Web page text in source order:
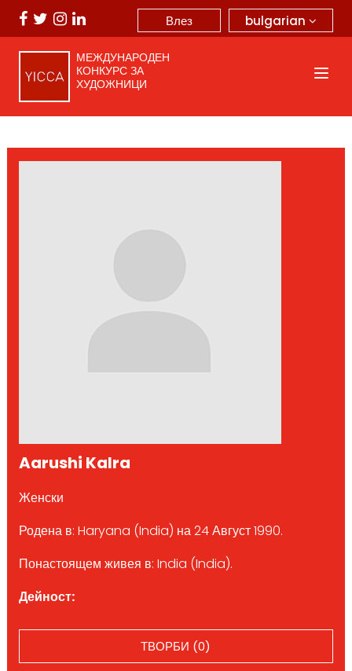
bulgarian
Влез
МЕЖДУНАРОДЕН
КОНКУРС ЗА
ХУДОЖНИЦИ
Aarushi Kalra
Женски
Родена в: Haryana (India) на 24 Август 1990.
Понастоящем живея в: India (India).
Дейност:
ТВОРБИ (0)